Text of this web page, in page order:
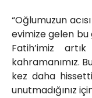
“Oğlumuzun
evimize gelen bu
Fatih’imiz
kahramanımız.
kez daha
unutmadığınız